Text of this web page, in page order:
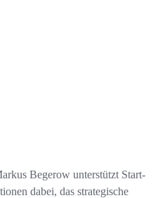
Begerow unterstützt Start-
dabei, das strategische